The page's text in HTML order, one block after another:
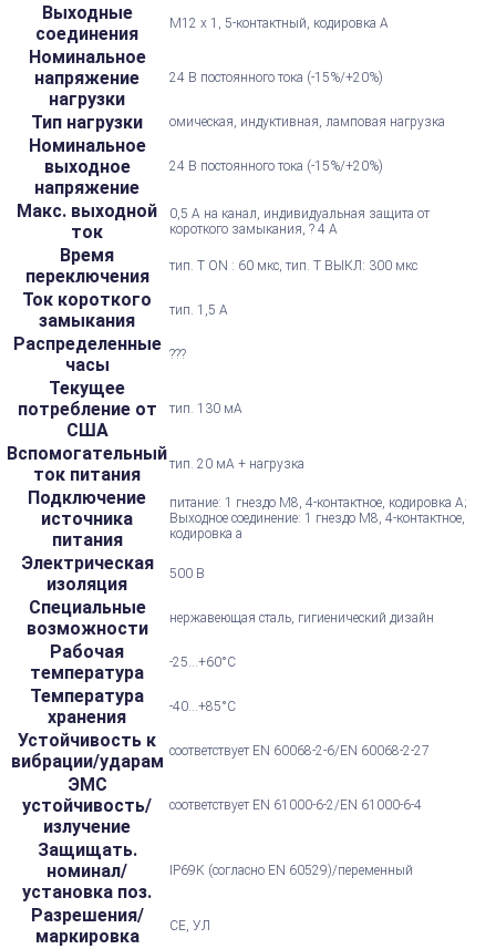
Выходные
соединения
M12 x 1, 5-контактный, кодировка А
Номинальное
напряжение
нагрузки
24 В постоянного тока (-15%/+20%)
Тип нагрузки омическая, индуктивная, ламповая нагрузка
Номинальное
выходное
напряжение
24 В постоянного тока (-15%/+20%)
Макс. выходной
ток
0,5 А на канал, индивидуальная защита от
короткого замыкания, ? 4 А
Время
переключения
тип. T ON : 60 мкс, тип. Т ВЫКЛ: 300 мкс
Ток короткого
замыкания
тип. 1,5 А
Распределенные
часы
???
Текущее
потребление от
США
тип. 130 мА
Вспомогательный
ток питания
тип. 20 мА + нагрузка
Подключение
источника
питания
питание: 1 гнездо M8, 4-контактное, кодировка А;
Выходное соединение: 1 гнездо M8, 4-контактное,
кодировка a
Электрическая
изоляция
500 В
Специальные
возможности
нержавеющая сталь, гигиенический дизайн
Рабочая
температура
-25...+60°С
Температура
хранения
-40...+85°С
Устойчивость к
вибрации/ударам соответствует EN 60068-2-6/EN 60068-2-27
ЭМС
устойчивость/
излучение
соответствует EN 61000-6-2/EN 61000-6-4
Защищать.
номинал/
установка поз.
IP69K (согласно EN 60529)/переменный
Разрешения/
маркировка
CE, УЛ